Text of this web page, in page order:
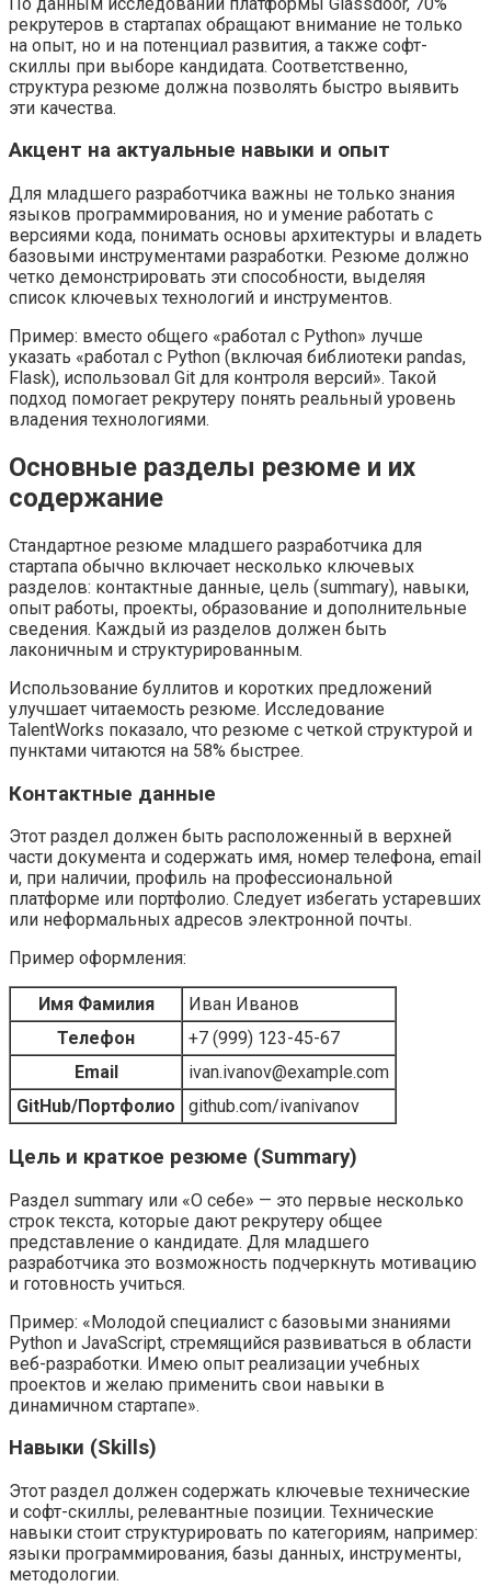
рекрутеров в стартапах обращают внимание не только
на опыт, но и на потенциал развития, а также софт-
скиллы при выборе кандидата. Соответственно,
структура резюме должна позволять быстро выявить
эти качества.
Акцент на актуальные навыки и опыт
Для младшего разработчика важны не только знания
языков программирования, но и умение работать с
версиями кода, понимать основы архитектуры и владеть
базовыми инструментами разработки. Резюме должно
четко демонстрировать эти способности, выделяя
список ключевых технологий и инструментов.
Пример: вместо общего «работал с Python» лучше
указать «работал с Python (включая библиотеки pandas,
Flask), использовал Git для контроля версий». Такой
подход помогает рекрутеру понять реальный уровень
владения технологиями.
Основные разделы резюме и их
содержание
Стандартное резюме младшего разработчика для
стартапа обычно включает несколько ключевых
разделов: контактные данные, цель (summary), навыки,
опыт работы, проекты, образование и дополнительные
сведения. Каждый из разделов должен быть
лаконичным и структурированным.
Использование буллитов и коротких предложений
улучшает читаемость резюме. Исследование
TalentWorks показало, что резюме с четкой структурой и
пунктами читаются на 58% быстрее.
Контактные данные
Этот раздел должен быть расположенный в верхней
части документа и содержать имя, номер телефона, email
и, при наличии, профиль на профессиональной
платформе или портфолио. Следует избегать устаревших
или неформальных адресов электронной почты.
Пример оформления:
Имя Фамилия
Иван Иванов
Телефон
+7 (999) 123-45-67
Email
ivan.ivanov@example.com
GitHub/Портфолио
github.com/ivanivanov
Цель и краткое резюме (Summary)
Раздел summary или «О себе» — это первые несколько
строк текста, которые дают рекрутеру общее
представление о кандидате. Для младшего
разработчика это возможность подчеркнуть мотивацию
и готовность учиться.
Пример: «Молодой специалист с базовыми знаниями
Python и JavaScript, стремящийся развиваться в области
веб-разработки. Имею опыт реализации учебных
проектов и желаю применить свои навыки в
динамичном стартапе».
Навыки (Skills)
Этот раздел должен содержать ключевые технические
и софт-скиллы, релевантные позиции. Технические
навыки стоит структурировать по категориям, например:
языки программирования, базы данных, инструменты,
методологии.